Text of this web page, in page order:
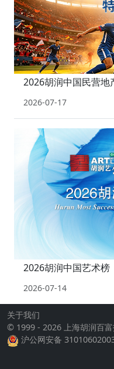
2026胡润中国民营地
2026-07-17
2026胡润中国艺术榜
2026-07-14
关于我们
© 1999 - 2026 上海胡润百
沪公网安备